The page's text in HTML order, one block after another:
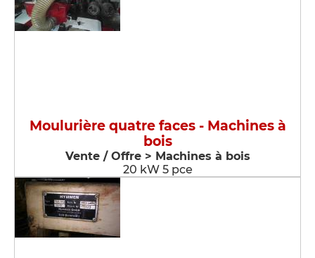
Moulurière quatre faces - Machines à
bois
Vente / Offre > Machines à bois
20 kW 5 pce